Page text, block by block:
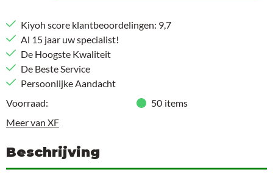
Kiyoh score klantbeoordelingen: 9,7
Al 15 jaar uw specialist!
De Hoogste Kwaliteit
De Beste Service
Persoonlijke Aandacht
Voorraad:
50 items
Meer van XF
Beschrijving